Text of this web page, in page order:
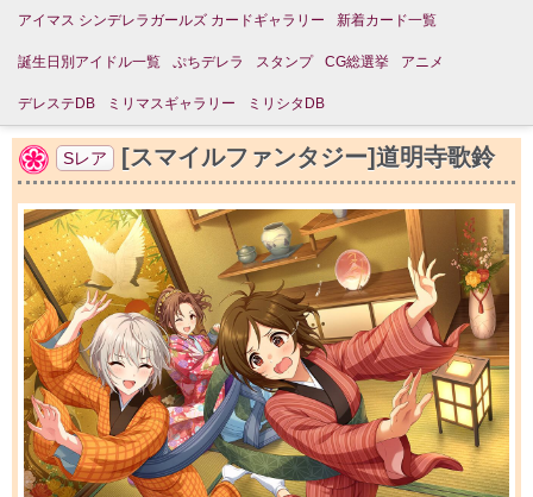
アイマス シンデレラガールズ カードギャラリー 新着カード一覧
誕生日別アイドル一覧 ぷちデレラ スタンプ CG総選挙 アニメ
デレステDB ミリマスギャラリー ミリシタDB
Sレア [スマイルファンタジー]道明寺歌鈴